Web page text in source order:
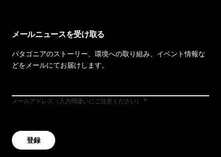
メールニュースを受け取る
パタゴニアのストーリー、環境への取り組み、イベント情報な
どをメールにてお届けします。
メールアドレス（入力間違いにご注意ください）
登録